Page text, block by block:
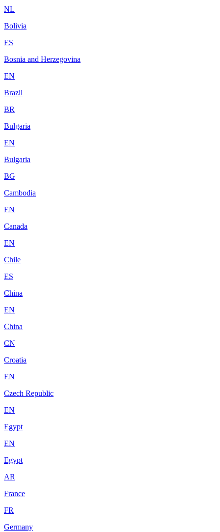
NL
Bolivia
ES
Bosnia and Herzegovina
EN
Brazil
BR
Bulgaria
EN
Bulgaria
BG
Cambodia
EN
Canada
EN
Chile
ES
China
EN
China
CN
Croatia
EN
Czech Republic
EN
Egypt
EN
Egypt
AR
France
FR
Germany